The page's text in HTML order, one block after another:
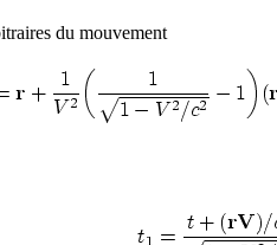
du mouvement